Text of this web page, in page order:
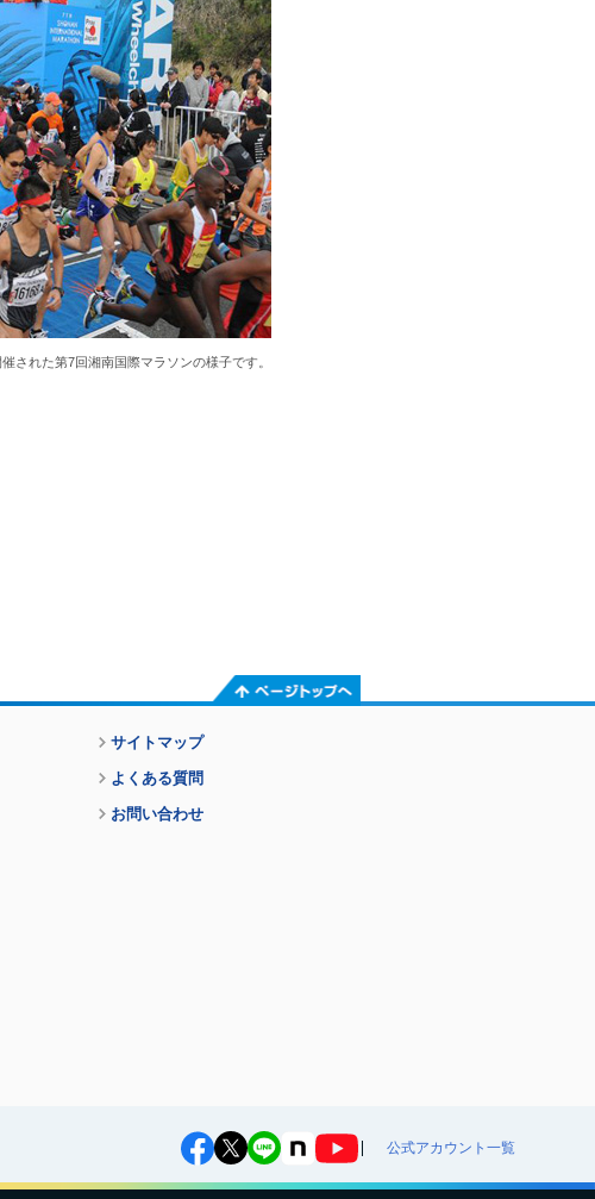
された第7回湘南国際マラソンの様子です。
サイトマップ
よくある質問
お問い合わせ
公式アカウント一覧